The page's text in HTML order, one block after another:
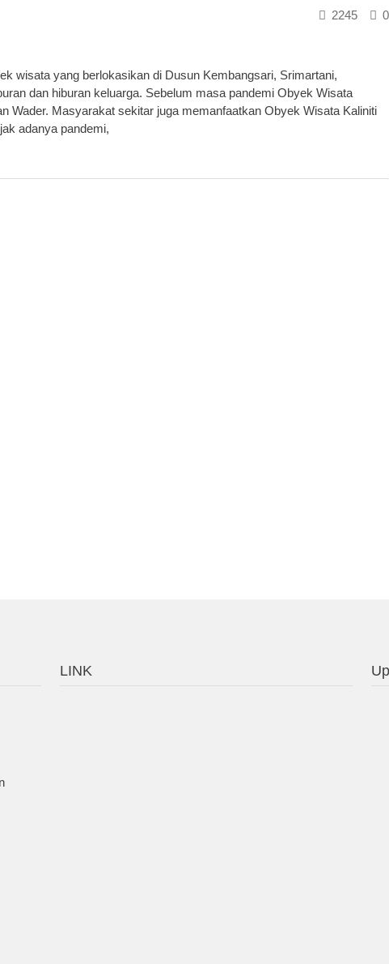
0
2245
wisata yang berlokasikan di Dusun Kembangsari, Srimartani,
dan hiburan keluarga. Sebelum masa pandemi Obyek Wisata
Wader. Masyarakat sekitar juga memanfaatkan Obyek Wisata Kaliniti
adanya pandemi,
LINK